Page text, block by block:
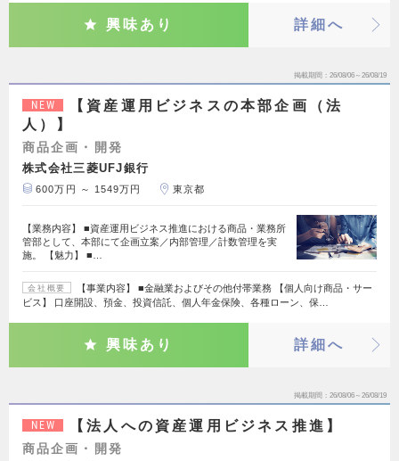
興味あり 詳細へ
掲載期間 26/08/06～26/08/19
NEW
【資産運用ビジネスの本部企画（法
人）】
商品企画・開発
株式会社三菱UFJ銀行
600万円 ～ 1549万円 東京都
【業務内容】 ■資産運用ビジネス推進における商品・業務所
管部として、本部にて企画立案／内部管理／計数管理を実
施。 【魅力】 ■…
会社概要
【事業内容】 ■金融業およびその他付帯業務 【個人向け商品・サー
ビス】 口座開設、預金、投資信託、個人年金保険、各種ローン、保…
興味あり 詳細へ
掲載期間 26/08/06～26/08/19
NEW 【法人への資産運用ビジネス推進】
商品企画・開発